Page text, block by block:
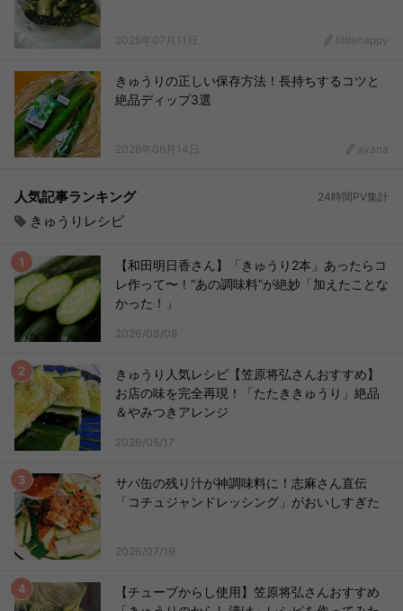
2026年07月11日 littlehappy
きゅうりの正しい保存方法！長持ちするコツと
絶品ディップ3選
2026年06月14日 ayana
人気記事ランキング 24時間PV集計
きゅうりレシピ
【和田明日香さん】「きゅうり2本」あったらコ
レ作って〜！“あの調味料”が絶妙「加えたことな
かった！」
2026/08/08
きゅうり人気レシピ【笠原将弘さんおすすめ】
お店の味を完全再現！「たたききゅうり」絶品
＆やみつきアレンジ
2026/05/17
サバ缶の残り汁が神調味料に！志麻さん直伝
「コチュジャンドレッシング」がおいしすぎた
2026/07/19
【チューブからし使用】笠原将弘さんおすすめ